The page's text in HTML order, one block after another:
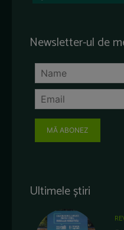
Newsletter-ul de
MĂ ABONEZ
Ultimele știri